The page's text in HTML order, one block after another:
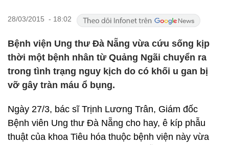
28/03/2015 - 18:02
Bệnh viện Ung thư Đà Nẵng vừa cứu sống kịp
thời một bệnh nhân từ Quảng Ngãi chuyển ra
trong tình trạng nguy kịch do có khối u gan bị
vỡ gây tràn máu ổ bụng.
Ngày 27/3, bác sĩ Trịnh Lương Trân, Giám đốc
Bệnh viên Ung thư Đà Nẵng cho hay, ê kíp phẫu
thuật của khoa Tiêu hóa thuộc bệnh viện này vừa